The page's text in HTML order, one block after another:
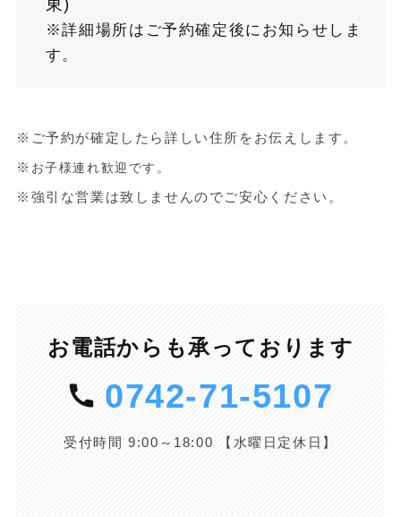
東)
※詳細場所はご予約確定後にお知らせしま
す。
※ご予約が確定したら詳しい住所をお伝えします。
※ お子様連れ歓迎 です 。
※強引な営業は致しませんのでご安心ください。
お電話からも承っております
0742-71-5107
受付時間 9:00～18:00 【水曜日定休日】